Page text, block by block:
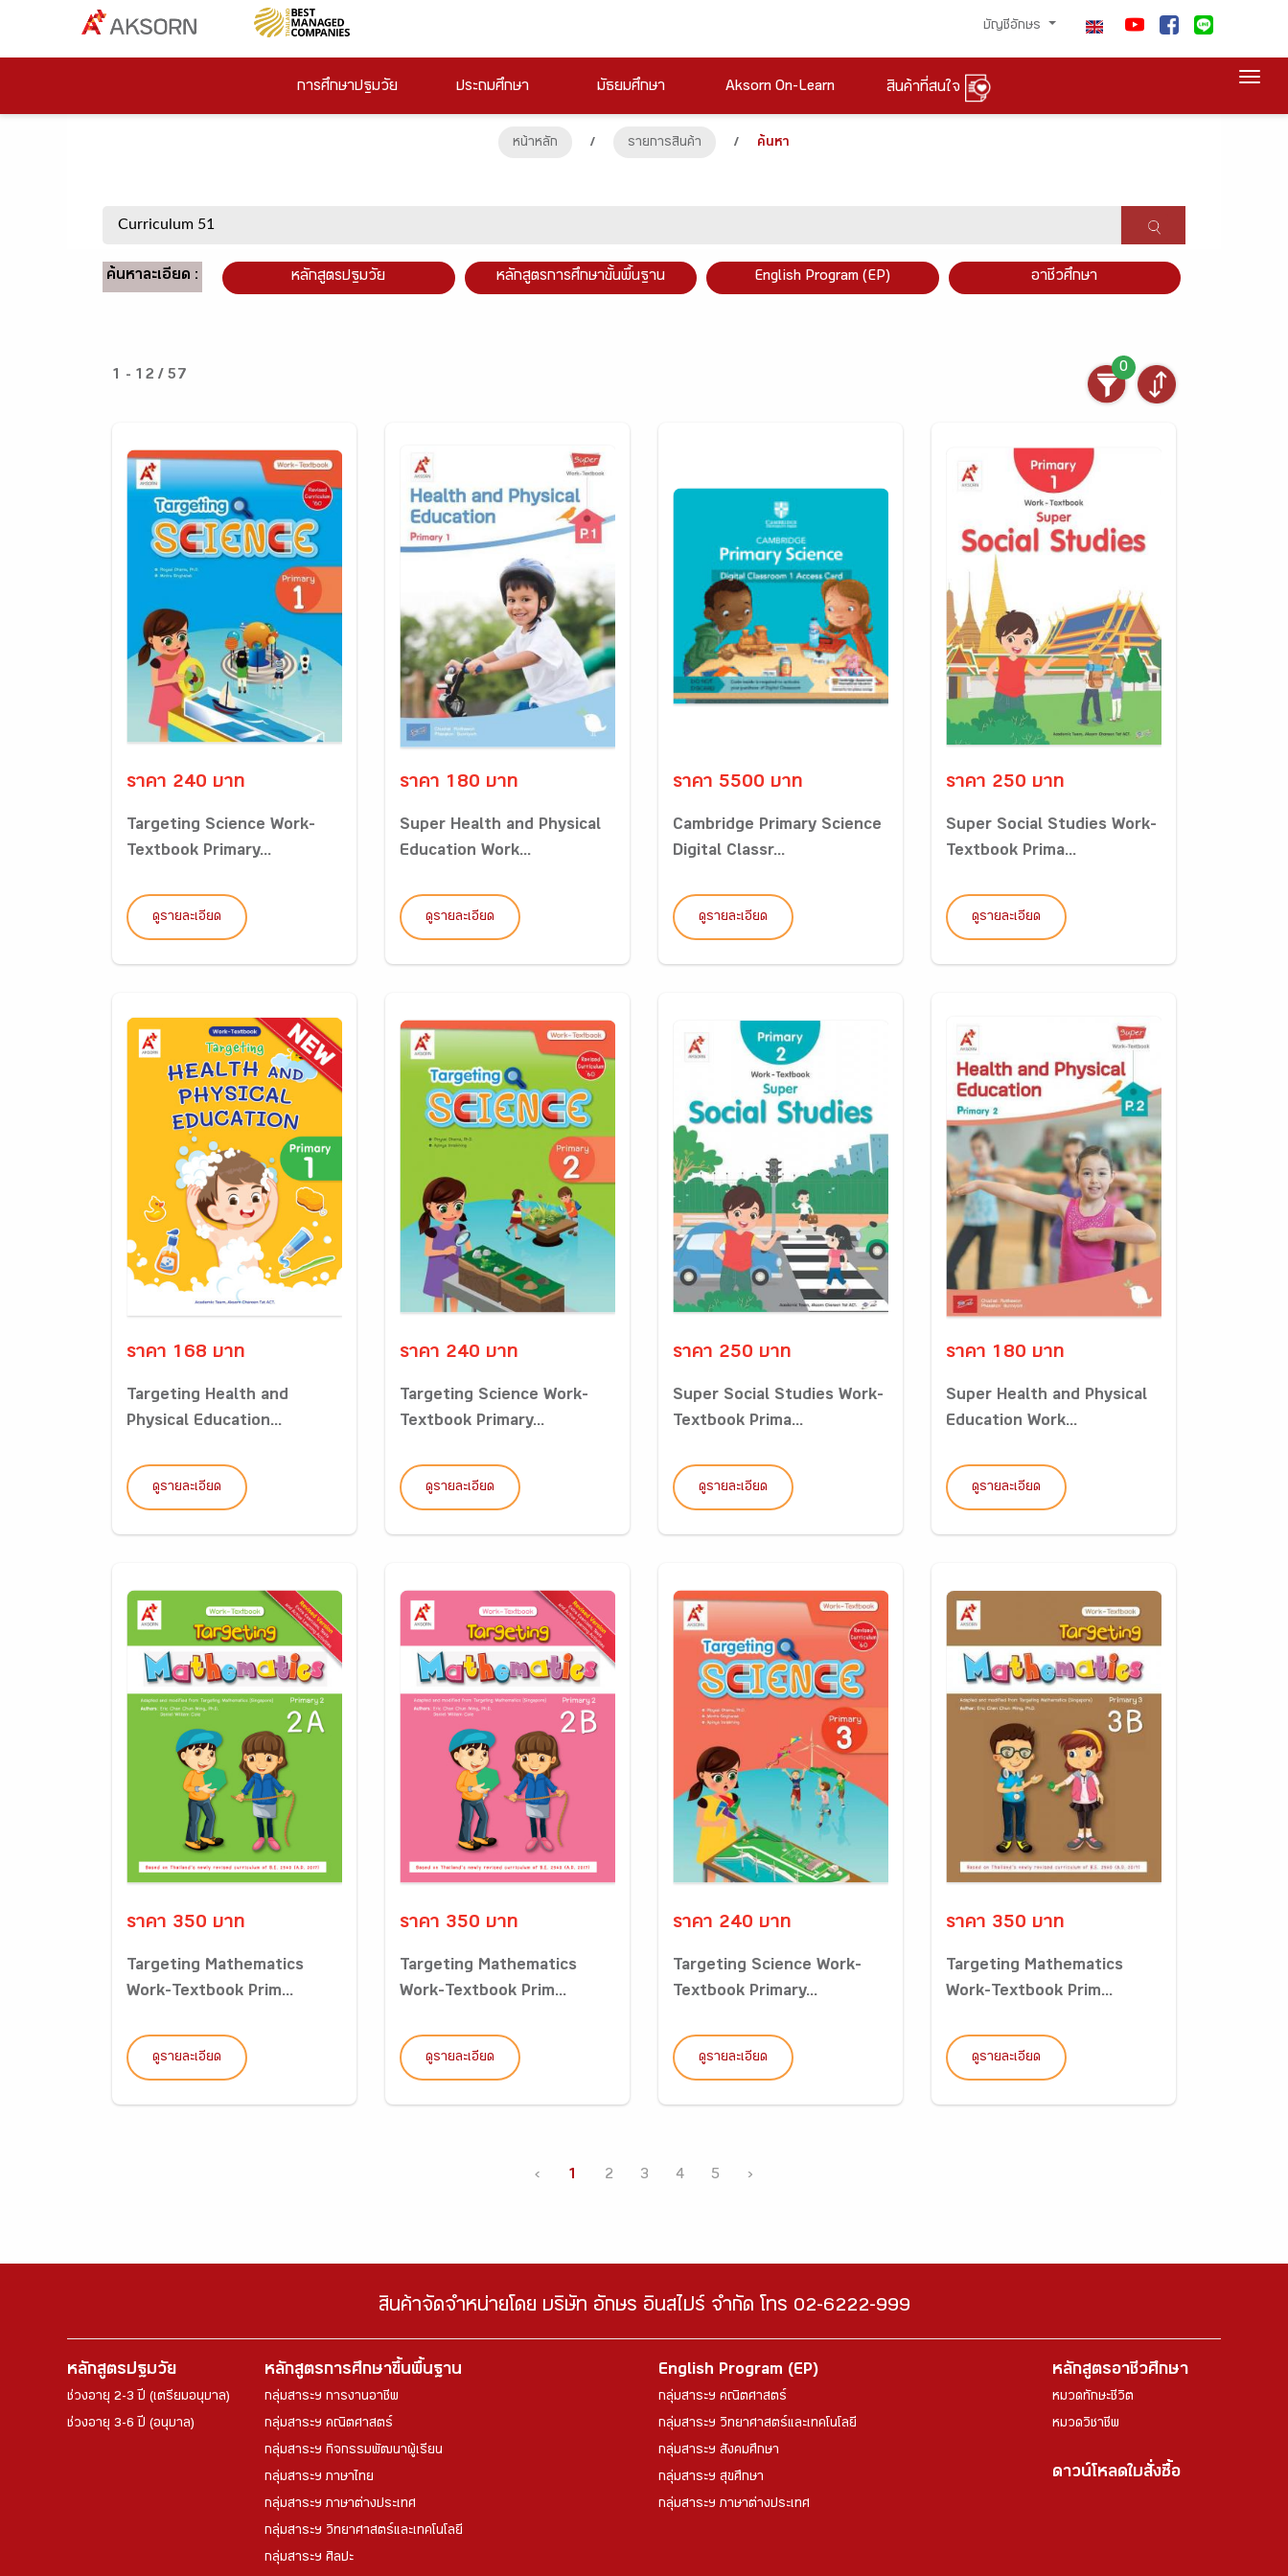
บัญชีอักษร
การศึกษาปฐมวัย ประถมศึกษา มัธยมศึกษา Aksorn On-Learn สินค้าที่สนใจ
หน้าหลัก / รายการสินค้า / ค้นหา
ค้นหาละเอียด : หลักสูตรปฐมวัย หลักสูตรการศึกษาขั้นพื้นฐาน English Program (EP) อาชีวศึกษา
1 - 12 / 57
0
ราคา 240 บาท
Targeting Science Work-
Textbook Primary...
ดูรายละเอียด
ราคา 180 บาท
Super Health and Physical
Education Work...
ดูรายละเอียด
ราคา 5500 บาท
Cambridge Primary Science
Digital Classr...
ดูรายละเอียด
ราคา 250 บาท
Super Social Studies Work-
Textbook Prima...
ดูรายละเอียด
ราคา 168 บาท
Targeting Health and
Physical Education...
ดูรายละเอียด
ราคา 240 บาท
Targeting Science Work-
Textbook Primary...
ดูรายละเอียด
ราคา 250 บาท
Super Social Studies Work-
Textbook Prima...
ดูรายละเอียด
ราคา 180 บาท
Super Health and Physical
Education Work...
ดูรายละเอียด
ราคา 350 บาท
Targeting Mathematics
Work-Textbook Prim...
ดูรายละเอียด
ราคา 350 บาท
Targeting Mathematics
Work-Textbook Prim...
ดูรายละเอียด
ราคา 240 บาท
Targeting Science Work-
Textbook Primary...
ดูรายละเอียด
ราคา 350 บาท
Targeting Mathematics
Work-Textbook Prim...
ดูรายละเอียด
‹ 1 2 3 4 5 ›
สินค้าจัดจำหน่ายโดย บริษัท อักษร อินสไปร์ จำกัด โทร 02-6222-999
หลักสูตรปฐมวัย
ช่วงอายุ 2-3 ปี (เตรียมอนุบาล)
ช่วงอายุ 3-6 ปี (อนุบาล)
หลักสูตรการศึกษาขึ้นพื้นฐาน
กลุ่มสาระฯ การงานอาชีพ
กลุ่มสาระฯ คณิตศาสตร์
กลุ่มสาระฯ กิจกรรมพัฒนาผู้เรียน
กลุ่มสาระฯ ภาษาไทย
กลุ่มสาระฯ ภาษาต่างประเทศ
กลุ่มสาระฯ วิทยาศาสตร์และเทคโนโลยี
กลุ่มสาระฯ ศิลปะ
English Program (EP)
กลุ่มสาระฯ คณิตศาสตร์
กลุ่มสาระฯ วิทยาศาสตร์และเทคโนโลยี
กลุ่มสาระฯ สังคมศึกษา
กลุ่มสาระฯ สุขศึกษา
กลุ่มสาระฯ ภาษาต่างประเทศ
หลักสูตรอาชีวศึกษา
หมวดทักษะชีวิต
หมวดวิชาชีพ
ดาวน์โหลดใบสั่งซื้อ